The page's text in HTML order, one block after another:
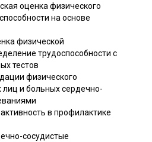
оценка физического
на основе
физической
трудоспособности с
тестов
физического
лиц и больных сердечно-
в профилактике
сосудистые